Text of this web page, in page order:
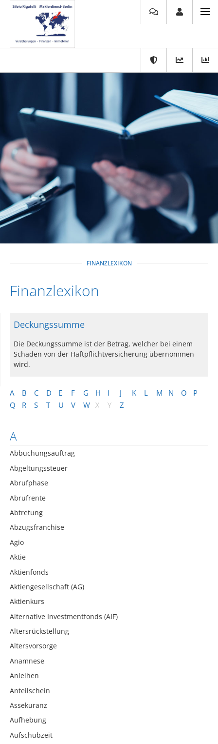
FINANZLEXIKON
Finanzlexikon
A B C D E F G H I J K L M N O
P
Q
R S T U V W X Y Z
A
Abbuchungsauftrag
Abgeltungssteuer
Abrufphase
Abrufrente
Abtretung
Abzugsfranchise
Agio
Aktie
Aktienfonds
Aktiengesellschaft (AG)
Aktienkurs
Alternative Investmentfonds (AIF)
Altersrückstellung
Altersvorsorge
Anamnese
Anleihen
Anteilschein
Assekuranz
Aufhebung
Aufschubzeit
Deckungssumme
Die Deckungssumme ist der Betrag, welcher bei einem
Schaden von der Haftpflichtversicherung übernommen
wird.